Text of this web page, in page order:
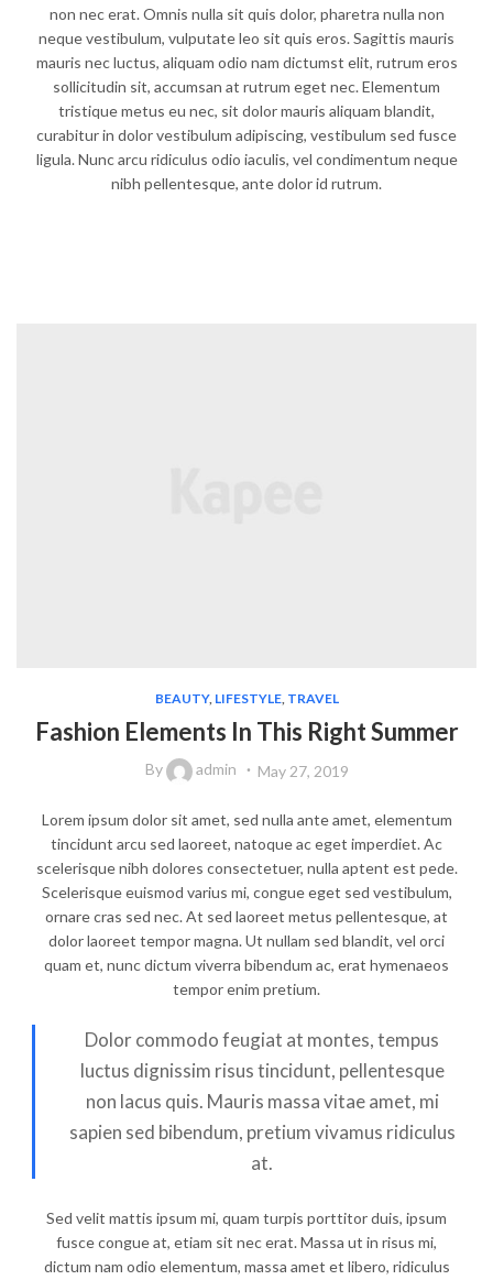
non nec erat. Omnis nulla sit quis dolor, pharetra nulla non
neque vestibulum, vulputate leo sit quis eros. Sagittis mauris
mauris nec luctus, aliquam odio nam dictumst elit, rutrum eros
sollicitudin sit, accumsan at rutrum eget nec. Elementum
tristique metus eu nec, sit dolor mauris aliquam blandit,
curabitur in dolor vestibulum adipiscing, vestibulum sed fusce
ligula. Nunc arcu ridiculus odio iaculis, vel condimentum neque
nibh pellentesque, ante dolor id rutrum.
BEAUTY, LIFESTYLE, TRAVEL
Fashion Elements In This Right Summer
By admin May 27, 2019
Lorem ipsum dolor sit amet, sed nulla ante amet, elementum
tincidunt arcu sed laoreet, natoque ac eget imperdiet. Ac
scelerisque nibh dolores consectetuer, nulla aptent est pede.
Scelerisque euismod varius mi, congue eget sed vestibulum,
ornare cras sed nec. At sed laoreet metus pellentesque, at
dolor laoreet tempor magna. Ut nullam sed blandit, vel orci
quam et, nunc dictum viverra bibendum ac, erat hymenaeos
tempor enim pretium.
Dolor commodo feugiat at montes, tempus
luctus dignissim risus tincidunt, pellentesque
non lacus quis. Mauris massa vitae amet, mi
sapien sed bibendum, pretium vivamus ridiculus
at.
Sed velit mattis ipsum mi, quam turpis porttitor duis, ipsum
fusce congue at, etiam sit nec erat. Massa ut in risus mi,
dictum nam odio elementum, massa amet et libero, ridiculus